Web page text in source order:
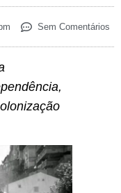
Sem Comentários